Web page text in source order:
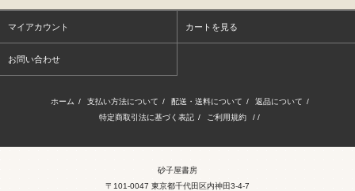
マイアカウント カートを見る
お問い合わせ
ホーム / 支払い方法について / 配送・送料について / 返品について /
特定商取引法に基づく表記 / ご利用規約 / /
砂子屋書房
〒101-0047 東京都千代田区内神田3-4-7